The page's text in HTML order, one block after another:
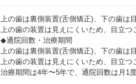
上の歯は裏側装置(舌側矯正)、下の歯は
上の歯の装置は見えにくいため、目立つ
◆通院回数・治療期間
上の歯は裏側装置(舌側矯正)、下の歯は
上の歯の装置は見えにくいため、目立つ
治療期間は4年〜5年で、通院回数は月1